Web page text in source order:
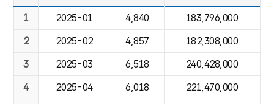
2025년 아산시 주정차 위반 단속 실적 집계 현황 : 연번,부과연월,부
1 2025-01 4,840
183,796,000
2
2025-02 4,857
182,308,000
3
2025-03 6,518
240,428,000
4
2025-04 6,018
221,470,000